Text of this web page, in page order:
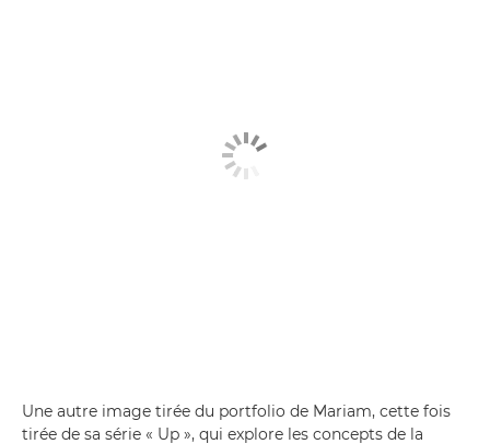
Une autre image tirée du portfolio de Mariam, cette fois
tirée de sa série « Up », qui explore les concepts de la